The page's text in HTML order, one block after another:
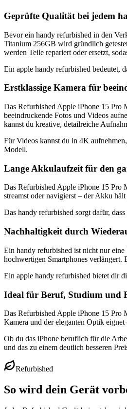
Geprüfte Qualität bei jedem
Bevor ein handy refurbished in den
Titanium 256GB wird gründlich
werden Teile repariert oder ersetzt,
Ein apple handy refurbished bedeutet,
Erstklassige Kamera für
Das Refurbished Apple iPhone 15 Pro
beeindruckende Fotos und Videos
kannst du kreative, detailreiche
Für Videos kannst du in 4K
Modell.
Lange Akkulaufzeit für den
Das Refurbished Apple iPhone 15 Pro
streamst oder navigierst – der Akku
Das handy refurbished sorgt dafür,
Nachhaltigkeit durch
Ein handy refurbished ist nicht nur
hochwertigen Smartphones
Ein apple handy refurbished bietet dir
Ideal für Beruf, Studium und
Das Refurbished Apple iPhone 15 Pro
Kamera und der eleganten Optik
Ob du das iPhone beruflich für die
und das zu einem deutlich besseren
Refurbished
So wird dein Gerät